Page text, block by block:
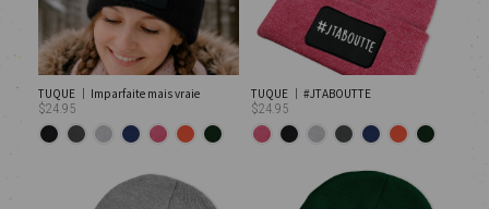
TUQUE │ Imparfaite mais vraie
$24.95
TUQUE │ #JTABOUTTE
$24.95